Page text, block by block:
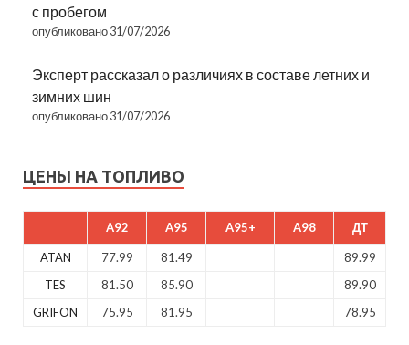
с пробегом
опубликовано 31/07/2026
Эксперт рассказал о различиях в составе летних и
зимних шин
опубликовано 31/07/2026
ЦЕНЫ НА ТОПЛИВО
A92 A95 A95+ A98 ДТ
ATAN 77.99 81.49
89.99
TES
81.50 85.90
89.90
GRIFON
75.95 81.95 78.95